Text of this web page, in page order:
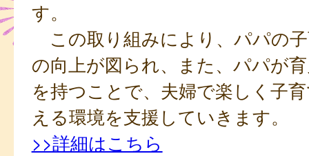
す。
この取り組みにより、パパの
の向上が図られ、また、パパが
を持つことで、夫婦で楽しく子
える環境を支援していきます。
>>詳細はこちら